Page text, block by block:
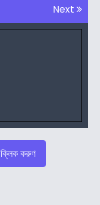
Next
ক্লিক করুণ